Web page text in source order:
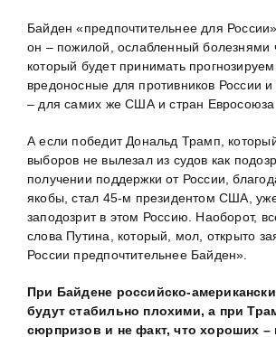
Байден «предпочтительнее для
он – пожилой, ослабленный болезнями
который будет принимать
вредоносные для противников России и
– для самих же США и стран Евросоюза.
А если победит Дональд Трамп,
выборов не вылезал из судов как
получении поддержки от России,
якобы, стал 45-м президентом США,
заподозрит в этом Россию. Наоборот,
слова Путина, который, мол, открыто
России предпочтительнее Байден».
При Байдене российско-
будут стабильно плохими, а при
сюрпризов и не факт, что хороших –